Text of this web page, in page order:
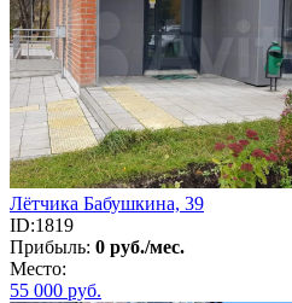
Лётчика Бабушкина, 39
ID:1819
Прибыль: 0 руб./мес.
Место:
55 000 руб.